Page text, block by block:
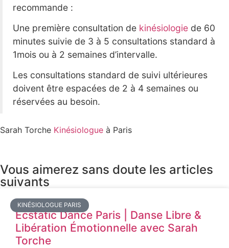
recommande :
Une première consultation de kinésiologie de 60
minutes suivie de 3 à 5 consultations standard à
1mois ou à 2 semaines d’intervalle.
Les consultations standard de suivi ultérieures
doivent être espacées de 2 à 4 semaines ou
réservées au besoin.
Sarah Torche Kinésiologue à Paris
Vous aimerez sans doute les articles
suivants
KINÉSIOLOGUE PARIS
Ecstatic Dance Paris | Danse Libre &
Libération Émotionnelle avec Sarah
Torche